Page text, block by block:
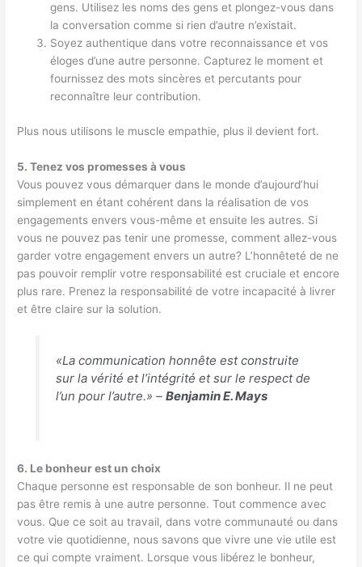
gens. Utilisez les noms des gens et plongez-vous dans
la conversation comme si rien d’autre n’existait.
Soyez authentique dans votre reconnaissance et vos
éloges d’une autre personne. Capturez le moment et
fournissez des mots sincères et percutants pour
reconnaître leur contribution.
Plus nous utilisons le muscle empathie, plus il devient fort.
5. Tenez vos promesses à vous
Vous pouvez vous démarquer dans le monde d’aujourd’hui
simplement en étant cohérent dans la réalisation de vos
engagements envers vous-même et ensuite les autres. Si
vous ne pouvez pas tenir une promesse, comment allez-vous
garder votre engagement envers un autre? L’honnêteté de ne
pas pouvoir remplir votre responsabilité est cruciale et encore
plus rare. Prenez la responsabilité de votre incapacité à livrer
et être claire sur la solution.
«La communication honnête est construite
sur la vérité et l’intégrité et sur le respect de
l’un pour l’autre.» – Benjamin E. Mays
6. Le bonheur est un choix
Chaque personne est responsable de son bonheur. Il ne peut
pas être remis à une autre personne. Tout commence avec
vous. Que ce soit au travail, dans votre communauté ou dans
votre vie quotidienne, nous savons que vivre une vie utile est
ce qui compte vraiment. Lorsque vous libérez le bonheur,